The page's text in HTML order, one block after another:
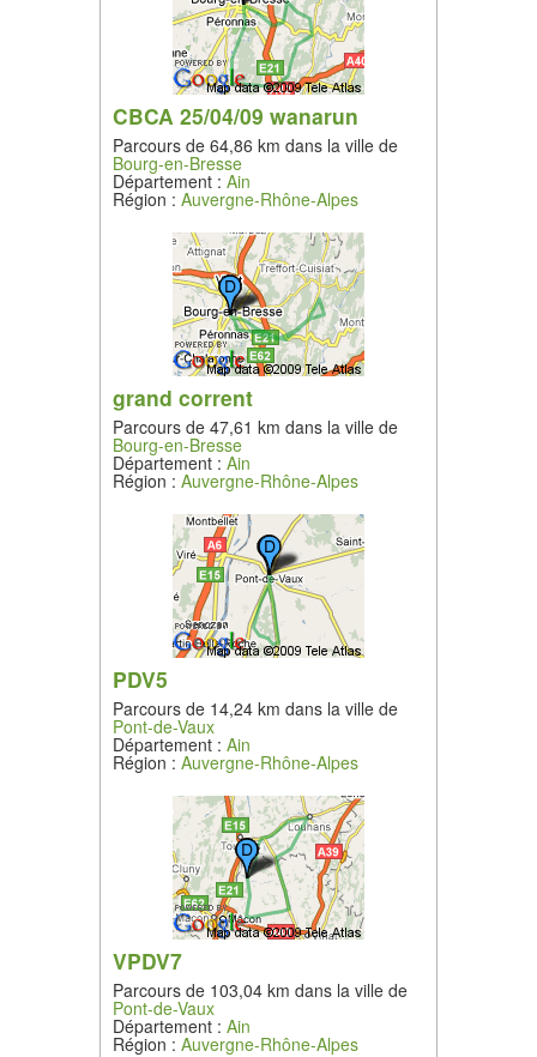
CBCA 25/04/09 wanarun
Parcours de 64,86 km dans la ville de
Bourg-en-Bresse
Département :Ain
Région :Auvergne-Rhône-Alpes
grand corrent
Parcours de 47,61 km dans la ville de
Bourg-en-Bresse
Département :Ain
Région :Auvergne-Rhône-Alpes
PDV5
Parcours de 14,24 km dans la ville de
Pont-de-Vaux
Département :Ain
Région :Auvergne-Rhône-Alpes
VPDV7
Parcours de 103,04 km dans la ville de
Pont-de-Vaux
Département :Ain
Région :Auvergne-Rhône-Alpes